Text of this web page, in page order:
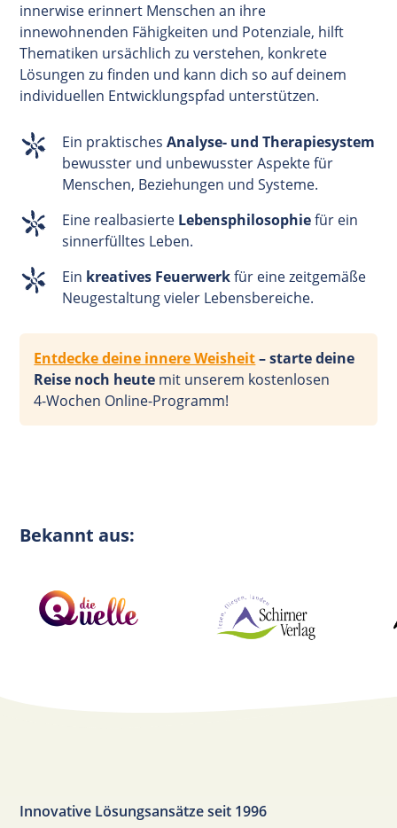
innerwise erinnert Menschen an ihre
innewohnenden Fähigkeiten und Potenziale, hilft
Thematiken ursächlich zu verstehen, konkrete
Lösungen zu finden und kann dich so auf deinem
individuellen Entwicklungspfad unterstützen.
Ein praktischesAnalyse- und Therapiesystem
bewusster und unbewusster Aspekte für
Menschen, Beziehungen und Systeme.
Eine realbasierte Lebensphilosophiefür ein
sinnerfülltes Leben.
Ein kreatives Feuerwerkfür eine zeitgemäße
Neugestaltung vieler Lebensbereiche.
Entdecke deine innere Weisheit– starte deine
Reise noch heute mit unserem kostenlosen
4-Wochen Online-Programm!
Bekannt aus:
Innovative Lösungsansätze seit 1996